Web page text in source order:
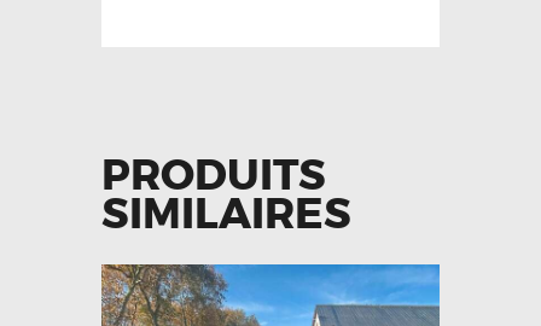
PRODUITS
SIMILAIRES